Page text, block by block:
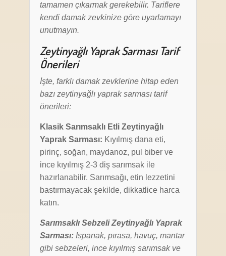
tamamen çıkarmak gerekebilir. Tariflere
kendi damak zevkinize göre uyarlamayı
unutmayın.
Zeytinyağlı Yaprak Sarması Tarif
Önerileri
İşte, farklı damak zevklerine hitap eden
bazı zeytinyağlı yaprak sarması tarif
önerileri:
Klasik Sarımsaklı Etli Zeytinyağlı
Yaprak Sarması: Kıyılmış dana eti,
pirinç, soğan, maydanoz, pul biber ve
ince kıyılmış 2-3 diş sarımsak ile
hazırlanabilir. Sarımsağı, etin lezzetini
bastırmayacak şekilde, dikkatlice harca
katın.
Sarımsaklı Sebzeli Zeytinyağlı Yaprak
Sarması:Ispanak, pırasa, havuç, mantar
gibi sebzeleri, ince kıyılmış sarımsak ve